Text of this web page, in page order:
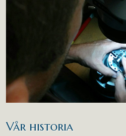
Vår historia